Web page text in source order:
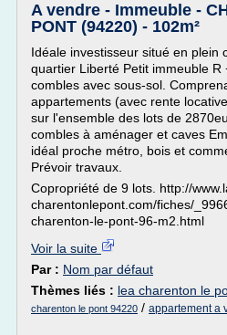
A vendre - Immeuble -
PONT (94220) - 102m²
Idéale investisseur situé en plein
quartier Liberté Petit immeuble R
combles avec sous-sol.
appartements (avec rente
sur l'ensemble des lots de
combles à aménager et caves
idéal proche métro, bois et
Prévoir travaux.
Copropriété de 9 lots. http://
charentonlepont.com/fiches/
charenton-le-pont-96-m2.html
Voir la suite
Par : Nom par défaut
Thèmes liés : lea charenton le
charenton le pont 94220 / appartement a